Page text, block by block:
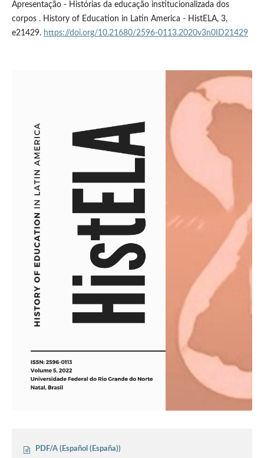
Apresentação - Histórias da educação institucionalizada dos
corpos . History of Education in Latin America - HistELA, 3,
e21429. https://doi.org/10.21680/2596-0113.2020v3n0ID21429
PDF/A (Español (España))